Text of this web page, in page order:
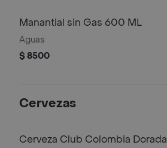
Manantial sin Gas 600 ML
Aguas
$ 8500
Cervezas
Cerveza Club Colombia Dorada